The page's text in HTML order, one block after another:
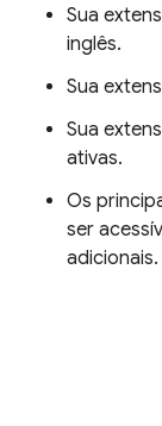
Sua
inglês.
Sua
Sua
ativas.
Os
ser
adicionais.